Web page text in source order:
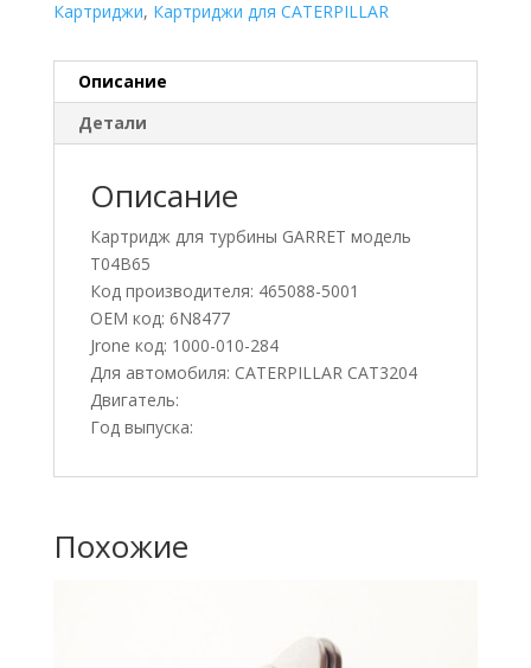
Картриджи, Картриджи для CATERPILLAR
Описание
Детали
Описание
Картридж для турбины GARRET модель
T04B65
Код производителя: 465088-5001
OEM код: 6N8477
Jrone код: 1000-010-284
Для автомобиля: CATERPILLAR CAT3204
Двигатель:
Год выпуска:
Похожие